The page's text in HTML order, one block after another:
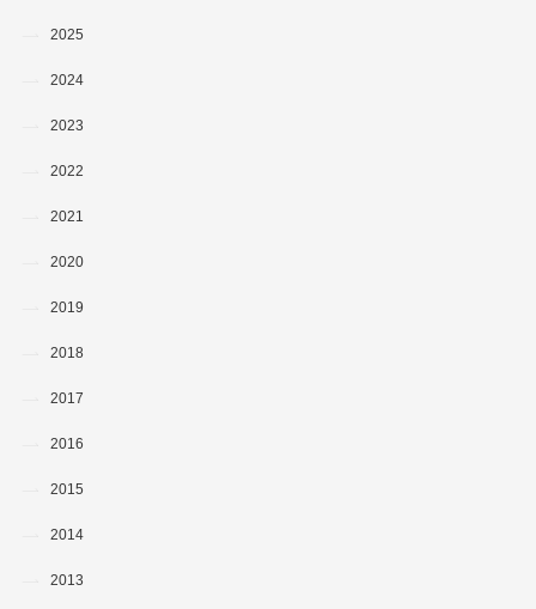
2025
2024
2023
2022
2021
2020
2019
2018
2017
2016
2015
2014
2013